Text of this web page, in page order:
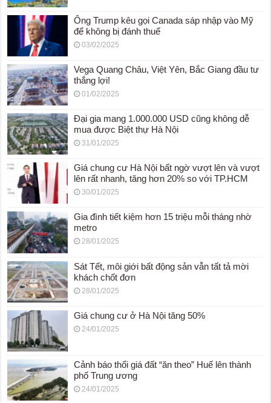
Ông Trump kêu gọi Canada sáp nhập vào Mỹ
để không bị đánh thuế
03/02/2025
Vega Quang Châu, Việt Yên, Bắc Giang đầu tư
thắng lợi!
01/02/2025
Đại gia mang 1.000.000 USD cũng không dễ
mua được Biệt thự Hà Nội
31/01/2025
Giá chung cư Hà Nội bất ngờ vượt lên và vượt
lên rất nhanh, tăng hơn 20% so với TP.HCM
30/01/2025
Gia đình tiết kiệm hơn 15 triệu mỗi tháng nhờ
metro
28/01/2025
Sát Tết, môi giới bất động sản vẫn tất tả mời
khách chốt đơn
28/01/2025
Giá chung cư ở Hà Nội tăng 50%
24/01/2025
Cảnh báo thổi giá đất “ăn theo” Huế lên thành
phố Trung ương
24/01/2025